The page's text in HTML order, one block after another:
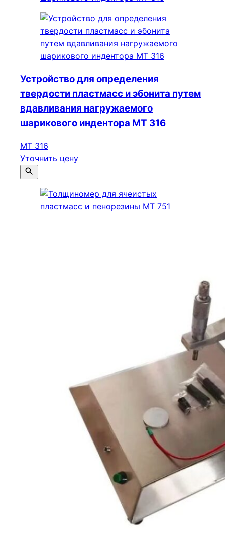
Устройство для определения
твердости пластмасс и эбонита путем
вдавливания нагружаемого
шарикового индентора МТ 316
МТ 316
Уточнить цену